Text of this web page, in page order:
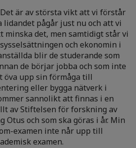
är av största vikt att vi förstår
pågår just nu och att vi
minska det, men samtidigt står vi
och ekonomin i
blir de studerande som
de börjar jobba och som inte
upp sin förmåga till
eller bygga nätverk i
sannolikt att finnas i en
av Stiftelsen för forskning av
och som ska göras i år. Min
examen inte når upp till
examen.